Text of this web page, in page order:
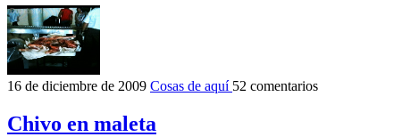
16 de diciembre de 2009 Cosas de aquí 52 comentarios
Chivo en maleta